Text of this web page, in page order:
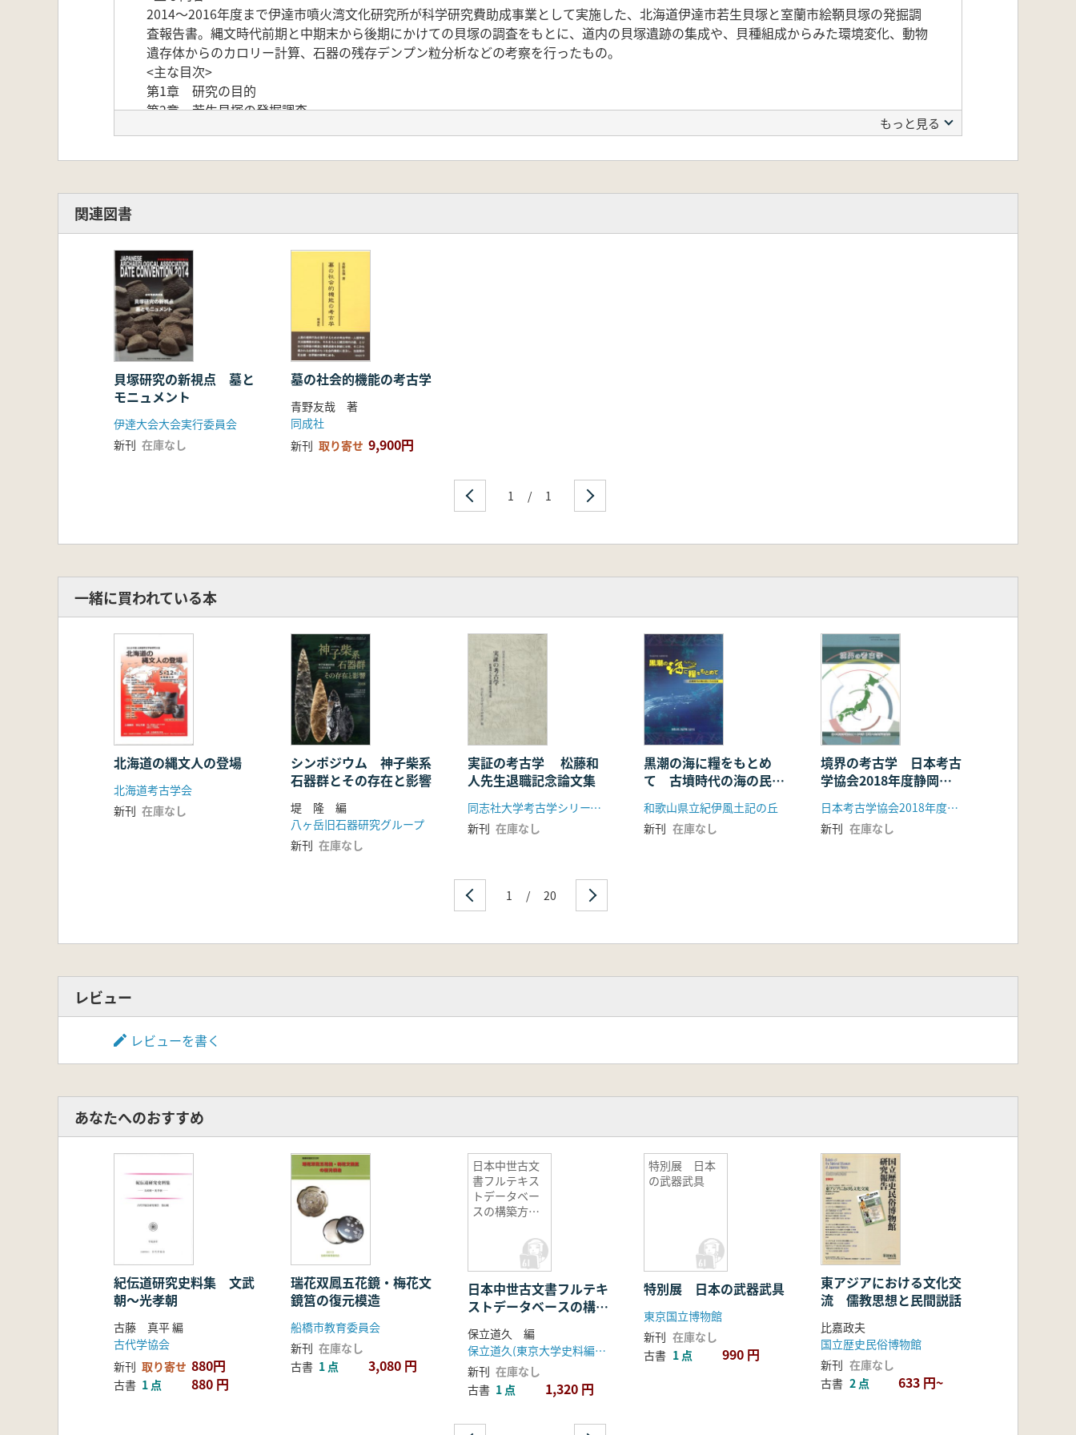
2014〜2016年度まで伊達市噴火湾文化研究所が科学研究費助成事業として実施した、北海道伊達市若生貝塚と室蘭市絵鞆貝塚の発掘調
査報告書。縄文時代前期と中期末から後期にかけての貝塚の調査をもとに、道内の貝塚遺跡の集成や、貝種組成からみた環境変化、動物
遺存体からのカロリー計算、石器の残存デンプン粒分析などの考察を行ったもの。
<主な目次>
第1章 研究の目的
第2章 若生貝塚の発掘調査
写真図版(フルカラー)
もっと見る
関連図書
貝塚研究の新視点 墓と
モニュメント
伊達大会大会実行委員会
新刊 在庫なし
墓の社会的機能の考古学
青野友哉 著
同成社
新刊 取り寄せ 9,900円
1 / 1
一緒に買われている本
北海道の縄文人の登場
北海道考古学会
新刊 在庫なし
シンポジウム 神子柴系
石器群とその存在と影響
堤 隆 編
八ヶ岳旧石器研究グループ
新刊 在庫なし
実証の考古学 松藤和
人先生退職記念論文集
同志社大学考古学シリーズ刊行会
新刊 在庫なし
黒潮の海に糧をもとめ
て 古墳時代の海の民と
その社会
和歌山県立紀伊風土記の丘
新刊 在庫なし
境界の考古学 日本考古
学協会2018年度静岡大
会研究発表資料集
日本考古学協会2018年度静岡大会実行委員会
新刊 在庫なし
1 / 20
レビュー
レビューを書く
あなたへのおすすめ
紀伝道研究史料集 文武
朝〜光孝朝
古藤 真平 編
古代学協会
新刊 取り寄せ 880円
古書 1 点 880 円
瑞花双鳳五花鏡・梅花文
鏡筥の復元模造
船橋市教育委員会
新刊 在庫なし
古書 1 点 3,080 円
日本中世古文
書フルテキス
トデータベー
スの構築方法
日本中世古文書フルテキ
ストデータベースの構築
方法に関する研究
保立道久 編
保立道久(東京大学史料編纂所)
新刊 在庫なし
古書 1 点 1,320 円
特別展 日本
の武器武具
特別展 日本の武器武具
東京国立博物館
新刊 在庫なし
古書 1 点 990 円
東アジアにおける文化交
流 儒教思想と民間説話
比嘉政夫
国立歴史民俗博物館
新刊 在庫なし
古書 2 点 633 円~